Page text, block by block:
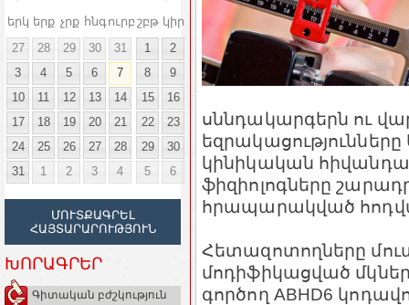
երկ երք չրք հնգուրբ շբթ կիր
27
28 29 30 31 1
2
3
4 5 6 7 8
9
10
11 12 13 14 15
16
17
18 19 20 21 22
23
24
25 26 27 28 29
30
31
1 2 3 4 5 6
ՄՈՒՏՔԱԳՐԵԼ
ՀԱՅՏԱՐԱՐՈՒԹՅՈՒՆ
ԽՈՐԱԳՐԵՐ
Գիտական բժշկություն
սննդակարգերն ու
կինիկական
ֆիզիոլոգները
հրապարակված
Հետազոտողները
մոդիֆիկացված
գործող ABHD6